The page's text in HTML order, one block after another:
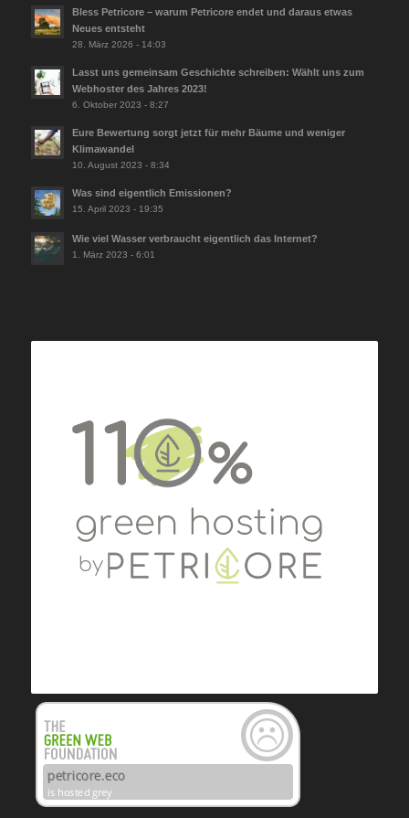
Bless Petricore – warum Petricore endet und daraus etwas
Neues entsteht
28. März 2026 - 14:03
Lasst uns gemeinsam Geschichte schreiben: Wählt uns zum
Webhoster des Jahres 2023!
6. Oktober 2023 - 8:27
Eure Bewertung sorgt jetzt für mehr Bäume und weniger
Klimawandel
10. August 2023 - 8:34
Was sind eigentlich Emissionen?
15. April 2023 - 19:35
Wie viel Wasser verbraucht eigentlich das Internet?
1. März 2023 - 6:01